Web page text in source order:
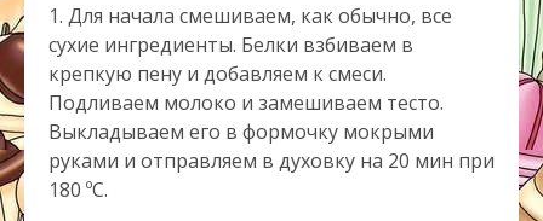
1. Для начала смешиваем, как обычно, все
сухие ингредиенты. Белки взбиваем в
крепкую пену и добавляем к смеси.
Подливаем молоко и замешиваем тесто.
Выкладываем его в формочку мокрыми
руками и отправляем в духовку на 20 мин при
180 ºС.